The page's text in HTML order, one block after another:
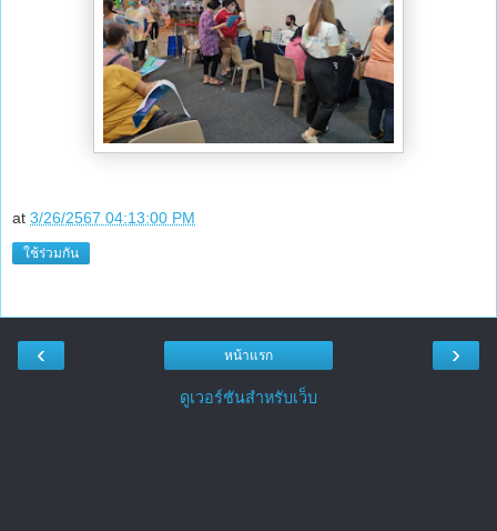
at 3/26/2567 04:13:00 PM
ใช้ร่วมกัน
‹ ›
หน้าแรก
ดูเวอร์ชันสำหรับเว็บ